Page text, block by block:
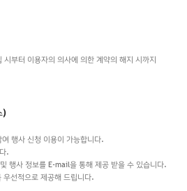
부터 이용자의 의사에 의한 계약의 해지 시까지
)
행사 신청 이용이 가능합니다.
.
행사 정보를 E-mail을 통해 제공 받을 수 있습니다.
선적으로 제공해 드립니다.